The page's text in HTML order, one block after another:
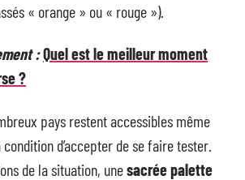
« orange » ou « rouge »).
:Quel est le meilleur moment
?
pays restent accessibles même
d’accepter de se faire tester.
de la situation, unesacrée palette